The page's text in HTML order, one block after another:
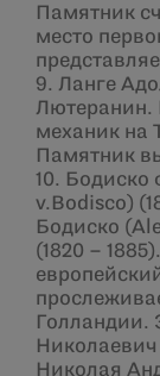
Памятник
место
9. Ланге
Лютеранин.
механик на
Памятник
10. Бодиско
v.Bodisco)
Бодиско
(1820 –
Николая